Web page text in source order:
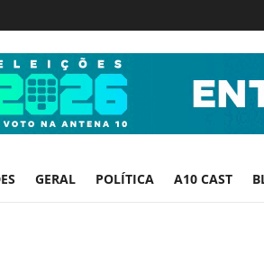
GERAL POLÍTICA A10 CAST